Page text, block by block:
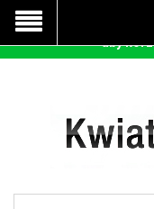
Nasza strona
prawidłowego
aby